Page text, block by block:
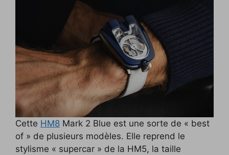
Cette HM8 Mark 2 Blue est une sorte de « best
of » de plusieurs modèles. Elle reprend le
stylisme « supercar » de la HM5, la taille